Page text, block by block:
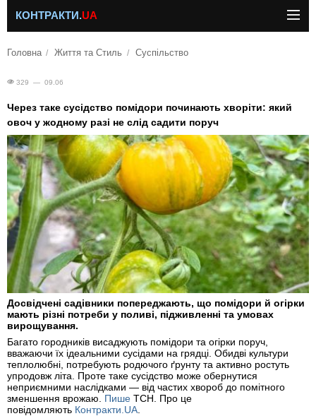
КОНТРАКТИ.UA
Головна Життя та Стиль Суспільство
329 — 09.06
Через таке сусідство помідори починають хворіти: який
овоч у жодному разі не слід садити поруч
Досвідчені садівники попереджають, що помідори й огірки
мають різні потреби у поливі, підживленні та умовах
вирощування.
Багато городників висаджують помідори та огірки поруч,
вважаючи їх ідеальними сусідами на грядці. Обидві культури
теплолюбні, потребують родючого ґрунту та активно ростуть
упродовж літа. Проте таке сусідство може обернутися
неприємними наслідками — від частих хвороб до помітного
зменшення врожаю. Пише ТСН. Про це
повідомляють Контракти.UA.